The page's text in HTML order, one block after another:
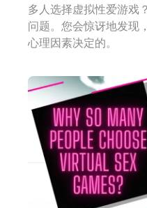
多人选择虚拟性爱游戏
问题。您会惊讶地发现
心理因素决定的。